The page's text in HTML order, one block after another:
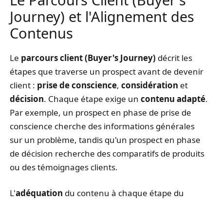
Journey) et l'Alignement des
Contenus
Le parcours client (Buyer's Journey) décrit les
étapes que traverse un prospect avant de devenir
client : prise de conscience, considération et
décision. Chaque étape exige un contenu adapté.
Par exemple, un prospect en phase de prise de
conscience cherche des informations générales
sur un problème, tandis qu'un prospect en phase
de décision recherche des comparatifs de produits
ou des témoignages clients.
L'adéquation du contenu à chaque étape du